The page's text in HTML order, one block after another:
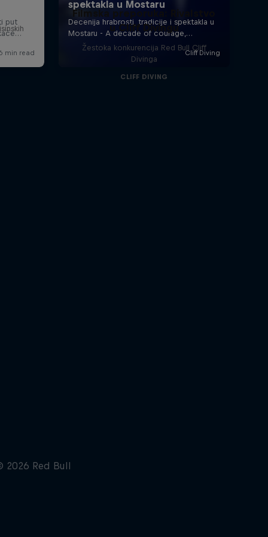
Filmska preporuka: Rivalstvo
u Cliff Divingu
Žestoka konkurencija Red Bull Cliff
Divinga
CLIFF DIVING